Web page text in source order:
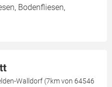
Bodenfliesen,
Walldorf (7km von 64546